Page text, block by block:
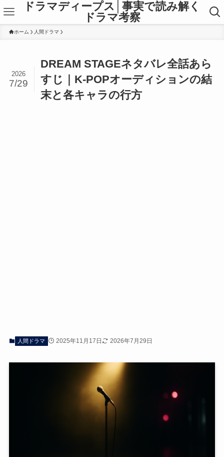
ドラマディープス│事実で読み解く
ドラマ考察
ホーム 人間ドラマ
DREAM STAGEネタバレ全話あら
すじ｜K-POPオーディションの結
末と各キャラの行方
2026
7/29
人間ドラマ 2025年11月17日 2026年7月29日